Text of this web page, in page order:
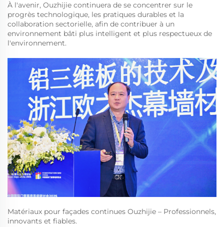
À l'avenir, Ouzhijie continuera de se concentrer sur le
progrès technologique, les pratiques durables et la
collaboration sectorielle, afin de contribuer à un
environnement bâti plus intelligent et plus respectueux de
l'environnement.
Matériaux pour façades continues Ouzhijie – Professionnels,
innovants et fiables.